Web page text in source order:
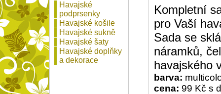
Kompletní
pro Vaší
Sada se
náramků,
havajského
barva:
cena: 99 Kč s
Havajské
podprsenky
Havajské košile
Havajské sukně
Havajské šaty
Havajské doplňky
a dekorace